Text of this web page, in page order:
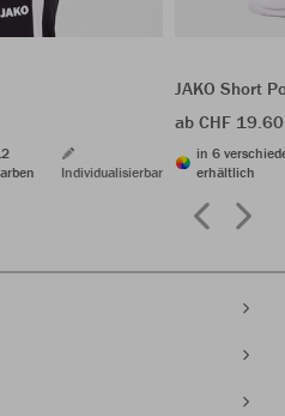
Individualisierbar
JAKO Short
ab CHF 19.60
in 6
erhältlich